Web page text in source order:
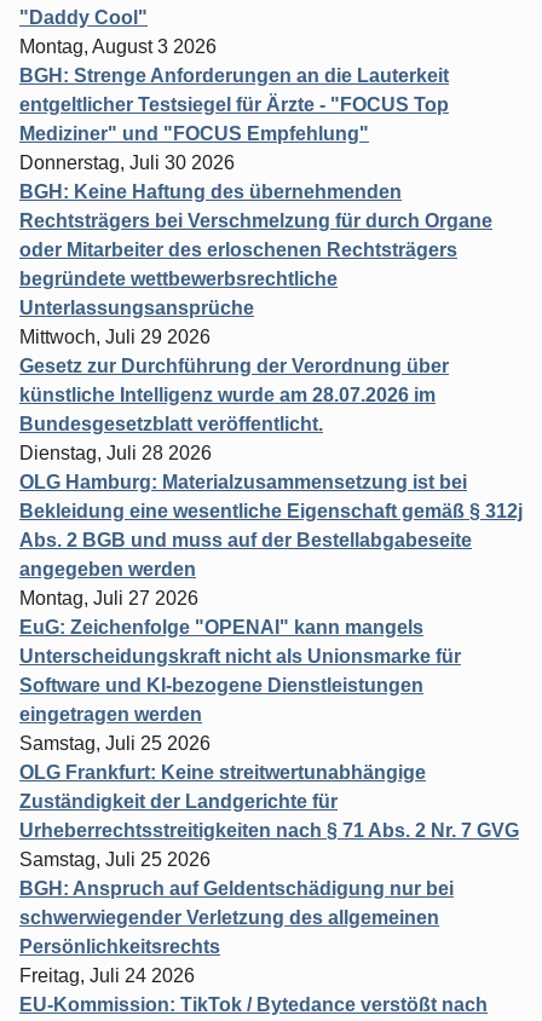
"Daddy Cool"
Montag, August 3 2026
BGH: Strenge Anforderungen an die Lauterkeit
entgeltlicher Testsiegel für Ärzte - "FOCUS Top
Mediziner" und "FOCUS Empfehlung"
Donnerstag, Juli 30 2026
BGH: Keine Haftung des übernehmenden
Rechtsträgers bei Verschmelzung für durch Organe
oder Mitarbeiter des erloschenen Rechtsträgers
begründete wettbewerbsrechtliche
Unterlassungsansprüche
Mittwoch, Juli 29 2026
Gesetz zur Durchführung der Verordnung über
künstliche Intelligenz wurde am 28.07.2026 im
Bundesgesetzblatt veröffentlicht.
Dienstag, Juli 28 2026
OLG Hamburg: Materialzusammensetzung ist bei
Bekleidung eine wesentliche Eigenschaft gemäß § 312j
Abs. 2 BGB und muss auf der Bestellabgabeseite
angegeben werden
Montag, Juli 27 2026
EuG: Zeichenfolge "OPENAI" kann mangels
Unterscheidungskraft nicht als Unionsmarke für
Software und KI-bezogene Dienstleistungen
eingetragen werden
Samstag, Juli 25 2026
OLG Frankfurt: Keine streitwertunabhängige
Zuständigkeit der Landgerichte für
Urheberrechtsstreitigkeiten nach § 71 Abs. 2 Nr. 7 GVG
Samstag, Juli 25 2026
BGH: Anspruch auf Geldentschädigung nur bei
schwerwiegender Verletzung des allgemeinen
Persönlichkeitsrechts
Freitag, Juli 24 2026
EU-Kommission: TikTok / Bytedance verstößt nach